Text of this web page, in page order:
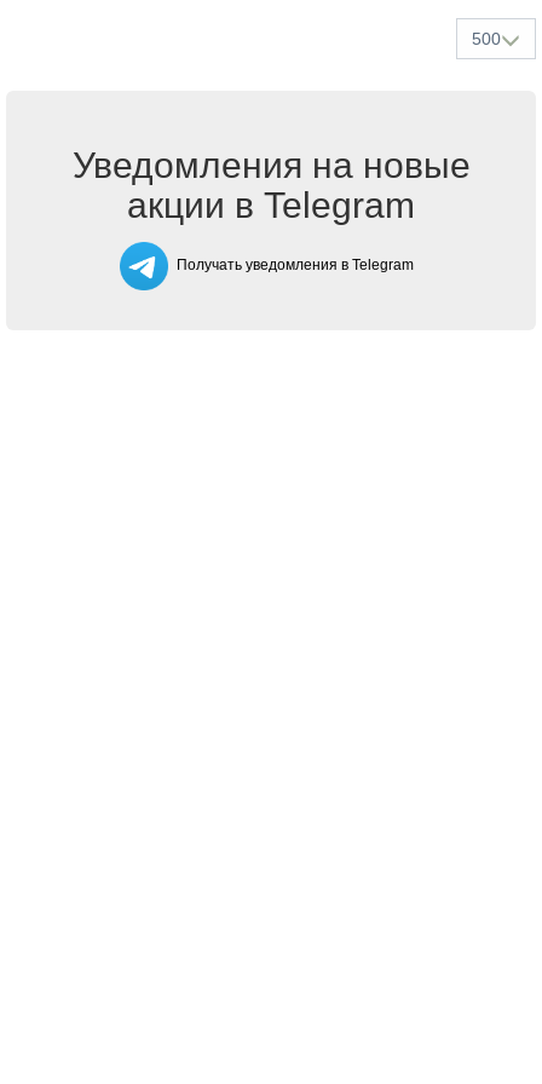
500
Уведомления на новые
акции в Telegram
Получать уведомления в Telegram